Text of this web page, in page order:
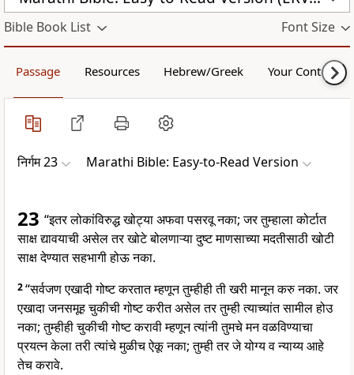
Bible Book List Font Size
Passage Resources Hebrew/Greek Your Content
निर्गम 23 Marathi Bible: Easy-to-Read Version
23 “इतर लोकांविरुद्ध खोट्या अफवा पसरवू नका; जर तुम्हाला कोर्टात
साक्ष द्यावयाची असेल तर खोटे बोलणाऱ्या दुष्ट माणसाच्या मदतीसाठी खोटी
साक्ष देण्यात सहभागी होऊ नका.
2“सर्वजण एखादी गोष्ट करतात म्हणून तुम्हीही ती खरी मानून करु नका. जर
एखादा जनसमूह चुकीची गोष्ट करीत असेल तर तुम्ही त्याच्यांत सामील होउ
नका; तुम्हीही चुकीची गोष्ट करावी म्हणून त्यांनी तुमचे मन वळविण्याचा
प्रयत्न केला तरी त्यांचे मुळीच ऐकू नका; तुम्ही तर जे योग्य व न्याय्य आहे
तेच करावे.